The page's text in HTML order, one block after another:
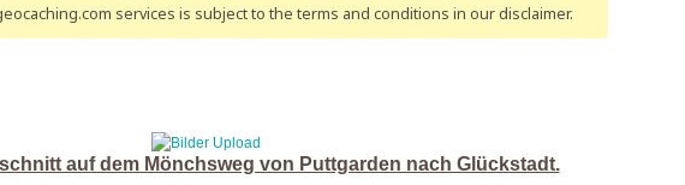
services is subject to the terms and conditions in our disclaimer.
auf dem Mönchsweg von Puttgarden nach Glückstadt.